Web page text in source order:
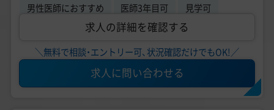
男性医師におすすめ
医師3年目可 見学可
求人の詳細を確認する
＼無料で相談・エントリー可、状況確認だけでもOK!／
求人に問い合わせる